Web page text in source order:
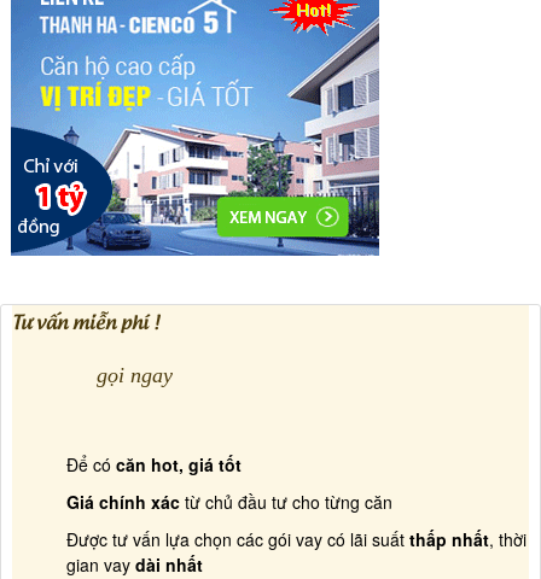
Tư vấn miễn phí !
gọi ngay
Để có căn hot, giá tốt
Giá chính xáctừ chủ đầu tư cho từng căn
Được tư vấn lựa chọn các gói vay có lãi suất thấp nhất, thời
gian vay dài nhất